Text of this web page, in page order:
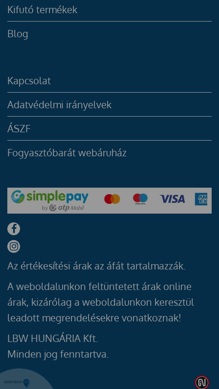
Kifutó termékek
Blog
Kapcsolat
Adatvédelmi irányelvek
ÁSZF
Fogyasztóbarát webáruház
Az értékesítési árak az áfát tartalmazzák.
A weboldalunkon feltüntetett árak online
árak, kizárólag a weboldalunkon keresztül
leadott megrendelésekre vonatkoznak!
LBW HUNGÁRIA Kft.
Minden jog fenntartva.